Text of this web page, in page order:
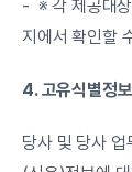
-  ※ 각 제공대
지에서 확인할
4. 고유식별정
당사 및 당사 업